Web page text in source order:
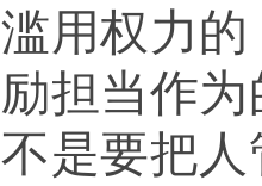
用权力
担当作
是要把